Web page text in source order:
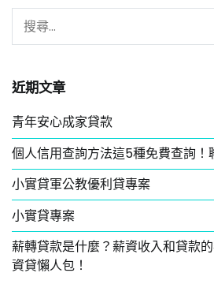
書
款?
書
貸
款、
申
程
字:
近期文章
青年安心成家貸款
個人信用查詢方法這5種免費查詢！
小實貸軍公教優利貸專案
小實貸專案
薪轉貸款是什麼？薪資收入和貸款
資貸懶人包！